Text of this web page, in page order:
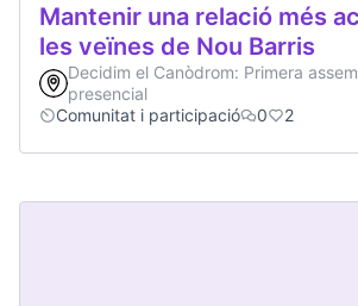
Mantenir una relació més
les veïnes de Nou Barris
Decidim el Canòdrom: Primera
presencial
Comunitat i participació
0 2